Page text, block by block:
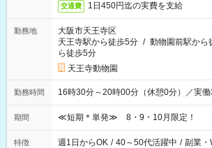
交通費 1日450円迄の実費を支給
勤務地
大阪市天王寺区
天王寺駅から徒歩5分 / 動物園前駅から
ら徒歩5分
天王寺動物園
勤務時間 16時30分～20時00分（休憩0分）／実
期間 ≪短期＊単発≫ 8・9・10月限定！
特徴 週1日からOK / 40～50代活躍中 / 副業・